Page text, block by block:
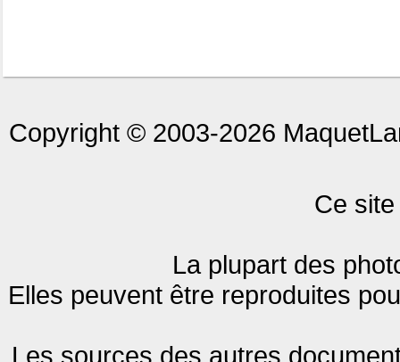
Copyright © 2003-2026
Ce
La plupart des
Elles peuvent être reproduites
Les sources des autres